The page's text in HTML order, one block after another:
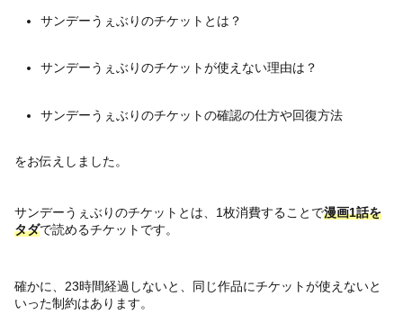
サンデーうぇぶりのチケットとは？
サンデーうぇぶりのチケットが使えない理由は？
サンデーうぇぶりのチケットの確認の仕方や回復方法
をお伝えしました。
サンデーうぇぶりのチケットとは、1枚消費することで漫画1話を
タダで読めるチケットです。
確かに、23時間経過しないと、同じ作品にチケットが使えないと
いった制約はあります。